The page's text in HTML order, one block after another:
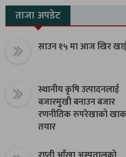
ताजा अपडेट
साउन १५ मा आज खिर
स्थानीय कृषि उत्पादनलाई
बजारमुखी बनाउन बजार
रणनीतिक रुपरेखाको
तयार